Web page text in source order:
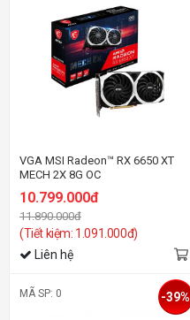
VGA MSI Radeon™ RX 6650 XT
MECH 2X 8G OC
10.799.000đ
11.890.000đ
(Tiết kiệm: 1.091.000đ)
Liên hệ
MÃ SP: 0 -39%